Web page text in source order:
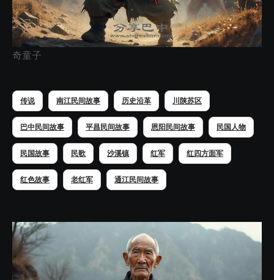
奇童子
传说 南江民间故事 历史沿革 川陕苏区
巴中民间故事 平昌民间故事 恩阳民间故事 民国人物
民国故事 民歌 沙溪镇 红军 红四方面军
红色故事 老红军 通江民间故事